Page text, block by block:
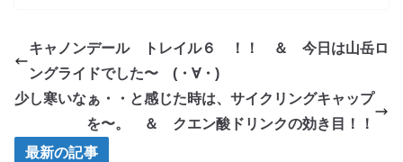
キャノンデール トレイル６ ！！ ＆ 今日は山岳ロ
ングライドでした〜 (・∀・)
少し寒いなぁ・・と感じた時は、サイクリングキャップ
を〜。 ＆ クエン酸ドリンクの効き目！！
最新の記事